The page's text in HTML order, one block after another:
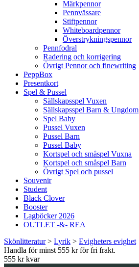
Märkpennor
Pennvässare
Stiftpennor
Whiteboardpennor
Överstrykningspennor
Pennfodral
Radering och korrigering
Övrigt Pennor och finewriting
PeppBox
Presentkort
Spel & Pussel
Sällskapsspel Vuxen
Sällskapsspel Barn & Ungdom
Spel Baby
Pussel Vuxen
Pussel Barn
Pussel Baby
Kortspel och småspel Vuxna
Kortspel och småspel Barn
Övrigt Spel och pussel
Souvenir
Student
Black Clover
Booster
Lagböcker 2026
OUTLET -&- REA
Skönlitteratur> Lyrik > Evigheters evighet
Handla för minst 555 kr för fri frakt.
555 kr kvar